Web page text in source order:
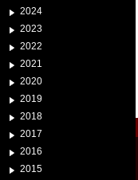
2024
2023
2022
2021
2020
2019
2018
2017
2016
2015